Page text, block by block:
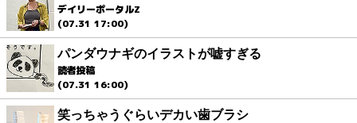
デイリーポータルZ
(07.31 17:00)
パンダウナギのイラストが嘘すぎる
読者投稿
(07.31 16:00)
笑っちゃうぐらいデカい歯ブラシ